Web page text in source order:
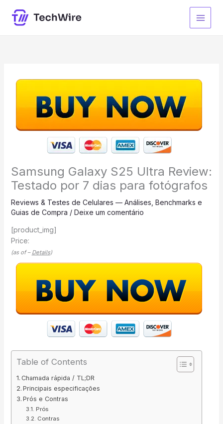
para
Samsung Galaxy S25 Ultra Review:
Testado por 7 dias para fotógrafos
Reviews & Testes de Celulares — Análises, Benchmarks e
Guias de Compra / Deixe um comentário
[product_img]
Price:
(as of – Details)
Table of Contents
Chamada rápida / TL;DR
Principais especificações
Prós e Contras
Prós
Contras